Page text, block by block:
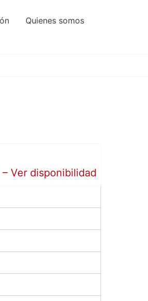
Quienes somos
Ver disponibilidad